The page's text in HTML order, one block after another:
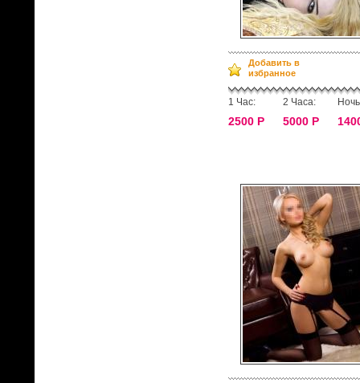
Добавить в
избранное
1 Час:
2500 Р
2 Часа:
5000 Р